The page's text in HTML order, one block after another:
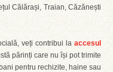
Călărași, Traian, Căzănești
veți contribui la accesul
părinți care nu își pot trimite
pentru rechizite, haine sau